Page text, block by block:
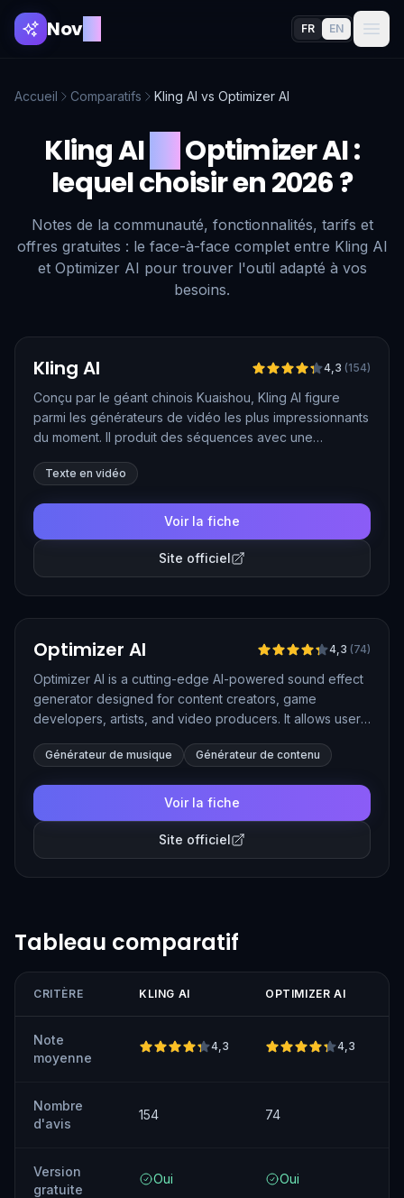
NovAI FR EN
Accueil Comparatifs Kling AI vs Optimizer AI
Kling AI Optimizer AI:
lequel choisir en 2026 ?
Notes de la communauté, fonctionnalités, tarifs et
offres gratuites : le face-à-face complet entre Kling AI
et Optimizer AI pour trouver l'outil adapté à vos
besoins.
Kling AI 4,3 (154)
Conçu par le géant chinois Kuaishou, Kling AI figure
parmi les générateurs de vidéo les plus impressionnants
du moment. Il produit des séquences avec une
partir d'un texte ou d'une image, et propose des
ou les effets spéciaux. Depuis début 2026, son modèle
Kling 3.0 génère des vidéos en 4K natif avec une
bande-son synchronisée.
Texte en vidéo
Voir la fiche
Site officiel
Optimizer AI 4,3 (74)
Optimizer AI is a cutting-edge AI-powered sound effect
generator designed for content creators, game
developers, artists, and video producers. It allows users
effects from simple text prompts, making sound design
projects.
Générateur de musique Générateur de contenu
Voir la fiche
Site officiel
Tableau comparatif
CRITÈRE KLING AI OPTIMIZER AI
Note
moyenne
4,3 4,3
Nombre
d'avis
154 74
Version
gratuite
Oui Oui